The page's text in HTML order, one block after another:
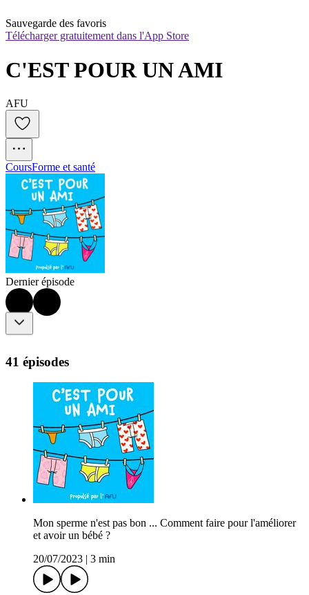
Sauvegarde des favoris
Télécharger gratuitement dans l'App Store
C'EST POUR UN AMI
AFU
CoursForme et santé
Dernier épisode
41 épisodes
Mon sperme n'est pas bon ... Comment faire pour l'améliorer
et avoir un bébé ?
20/07/2023
3 min